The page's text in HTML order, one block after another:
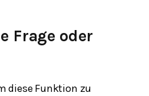
Frage oder
diese Funktion zu